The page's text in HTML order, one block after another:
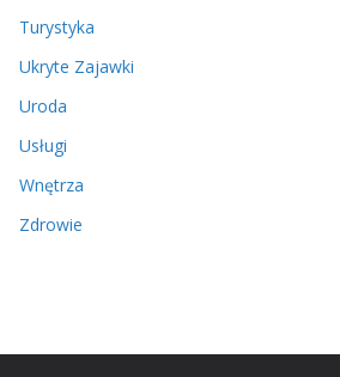
Turystyka
Ukryte Zajawki
Uroda
Usługi
Wnętrza
Zdrowie